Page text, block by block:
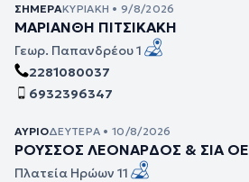
ΣΉΜΕΡΑΚΥΡΙΑΚΉ • 9/8/2026
ΜΑΡΙΑΝΘΗ ΠΙΤΣΙΚΑΚΗ
Γεωρ. Παπανδρέου 1
2281080037
6932396347
ΑΎΡΙΟΔΕΥΤΈΡΑ • 10/8/2026
ΡΟΥΣΣΟΣ ΛΕΟΝΑΡΔΟΣ & ΣΙΑ ΟΕ
Πλατεία Ηρώων 11